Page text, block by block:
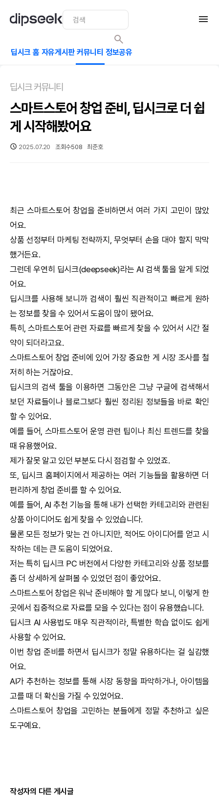
딥시크 홈 자유게시판 커뮤니티 정보공유
딥시크 커뮤니티
스마트스토어 창업 준비, 딥시크로 더 쉽
게 시작해봤어요
2025.07.20 조회수508 최준호
최근 스마트스토어 창업을 준비하면서 여러 가지 고민이 많았
어요.
상품 선정부터 마케팅 전략까지, 무엇부터 손을 대야 할지 막막
했거든요.
그런데 우연히 딥시크(deepseek)라는AI 검색 툴을 알게 되었
어요.
딥시크를 사용해 보니까 검색이 훨씬 직관적이고 빠르게 원하
는 정보를 찾을 수 있어서 도움이 많이 됐어요.
특히, 스마트스토어 관련 자료를 빠르게 찾을 수 있어서 시간 절
약이 되더라고요.
스마트스토어 창업 준비에 있어 가장 중요한 게 시장 조사를 철
저히 하는 거잖아요.
딥시크의 검색 툴을 이용하면 그동안은 그냥 구글에 검색해서
보던 자료들이나 블로그보다 훨씬 정리된 정보들을 바로 확인
할 수 있어요.
예를 들어, 스마트스토어 운영 관련 팁이나 최신 트렌드를 찾을
때 유용했어요.
제가 잘못 알고 있던 부분도 다시 점검할 수 있었죠.
또, 딥시크 홈페이지에서 제공하는 여러 기능들을 활용하면 더
편리하게 창업 준비를 할 수 있어요.
예를 들어, AI 추천 기능을 통해 내가 선택한 카테고리와 관련된
상품 아이디어도 쉽게 찾을 수 있었습니다.
물론 모든 정보가 맞는 건 아니지만, 적어도 아이디어를 얻고 시
작하는 데는 큰 도움이 되었어요.
저는 특히 딥시크 PC 버전에서 다양한 카테고리와 상품 정보를
좀 더 상세하게 살펴볼 수 있었던 점이 좋았어요.
스마트스토어 창업은 워낙 준비해야 할 게 많다 보니, 이렇게 한
곳에서 집중적으로 자료를 모을 수 있다는 점이 유용했습니다.
딥시크 AI 사용법도 매우 직관적이라, 특별한 학습 없이도 쉽게
사용할 수 있어요.
이번 창업 준비를 하면서 딥시크가 정말 유용하다는 걸 실감했
어요.
AI가 추천하는 정보를 통해 시장 동향을 파악하거나, 아이템을
고를 때 더 확신을 가질 수 있었어요.
스마트스토어 창업을 고민하는 분들에게 정말 추천하고 싶은
도구예요.
작성자의 다른 게시글